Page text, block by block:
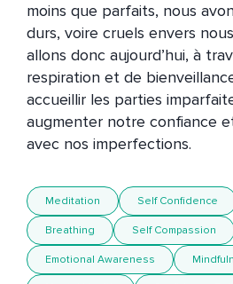
moins que parfaits, nous
durs, voire cruels envers
allons donc aujourd’hui, à
respiration et de
accueillir les parties
augmenter notre confiance
avec nos imperfections.
Meditation Self Confidence
Breathing Self Compassion
Emotional Awareness